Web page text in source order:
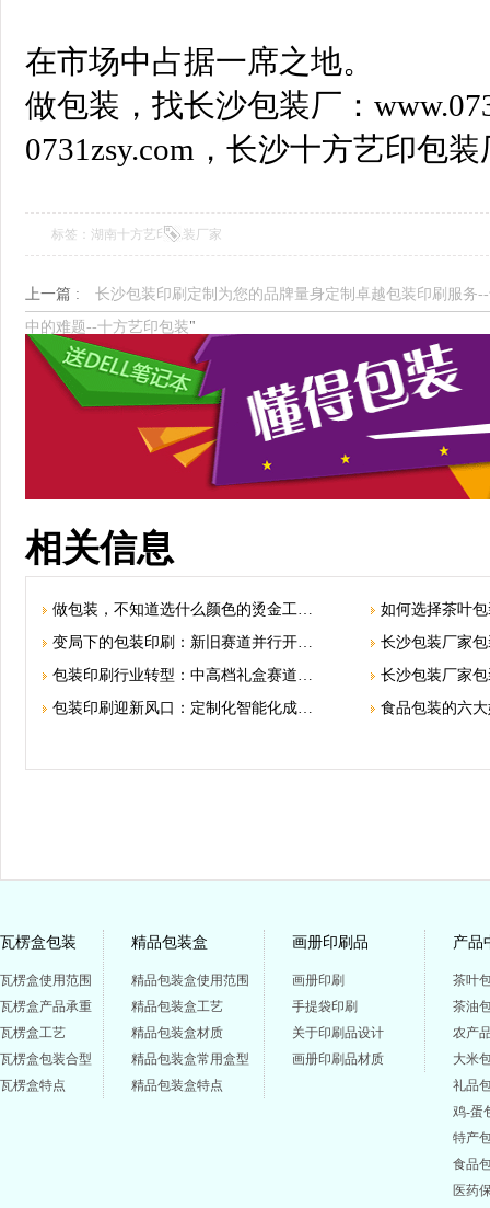
在市场中占据一席之地。
做包装，找长沙包装厂：
0731zsy.com，长沙十方艺印包装
标签：湖南十方艺印包装厂家
上一篇 : 长沙包装印刷定制为您的品牌量身定制卓越包装印刷服务
中的难题--十方艺印包装"
相关信息
做包装，不知道选什么颜色的烫金工…
变局下的包装印刷：新旧赛道并行开…
包装印刷行业转型：中高档礼盒赛道…
包装印刷迎新风口：定制化智能化成…
如何选择茶叶
长沙包装厂家
长沙包装厂家
食品包装的六
瓦楞盒包装
瓦楞盒使用范围
瓦楞盒产品承重
瓦楞盒工艺
瓦楞盒包装合型
瓦楞盒特点
精品包装盒
精品包装盒使用范围
精品包装盒工艺
精品包装盒材质
精品包装盒常用盒型
精品包装盒特点
画册印刷品
画册印刷
手提袋印刷
关于印刷品设计
画册印刷品材质
产品
茶叶
茶油
农产
大米
礼品
鸡-蛋
特产
食品
医药